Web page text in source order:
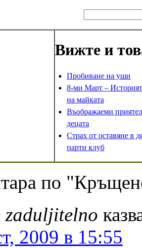
Вижте и
Пробиване на уши
8-ми Март –
на майката
Въображаеми
децата
Страх от оставяне в
парти клуб
по
zaduljitelno
2009 в 15:55